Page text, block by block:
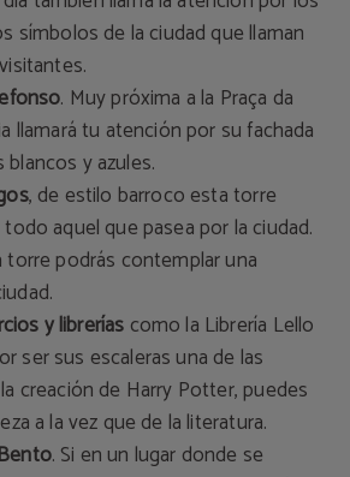
símbolos de la ciudad que llaman
. Muy próxima a la Praça da
llamará tu atención por su fachada
y azules.
, de estilo barroco esta torre
aquel que pasea por la ciudad.
torre podrás contemplar una
y librerías como la Librería Lello
ser sus escaleras una de las
creación de Harry Potter, puedes
a la vez que de la literatura.
. Si en un lugar donde se